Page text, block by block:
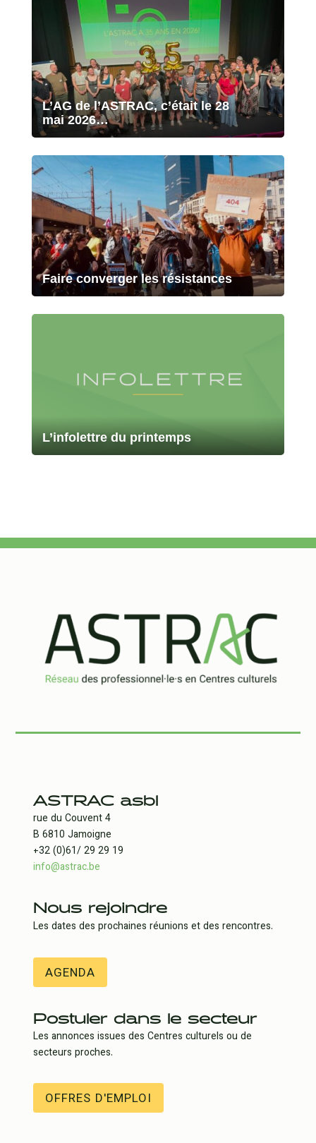
L’AG de l’ASTRAC, c’était le 28
mai 2026…
Faire converger les résistances
L’infolettre du printemps
ASTRAC asbl
rue du Couvent 4
B 6810 Jamoigne
+32 (0)61/ 29 29 19
info@astrac.be
Nous rejoindre
Les dates des prochaines réunions et des rencontres.
AGENDA
Postuler dans le secteur
Les annonces issues des Centres culturels ou de
secteurs proches.
OFFRES D'EMPLOI